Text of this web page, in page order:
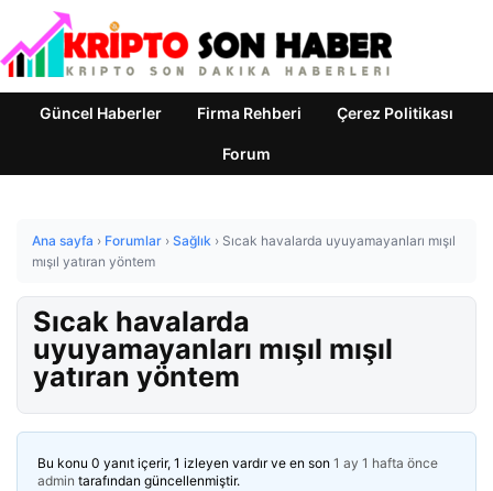
Güncel Haberler Firma Rehberi Çerez Politikası
Forum
Ana sayfa › Forumlar › Sağlık › Sıcak havalarda uyuyamayanları mışıl
mışıl yatıran yöntem
Sıcak havalarda
uyuyamayanları mışıl mışıl
yatıran yöntem
Bu konu 0 yanıt içerir, 1 izleyen vardır ve en son 1 ay 1 hafta önce
admin tarafından güncellenmiştir.